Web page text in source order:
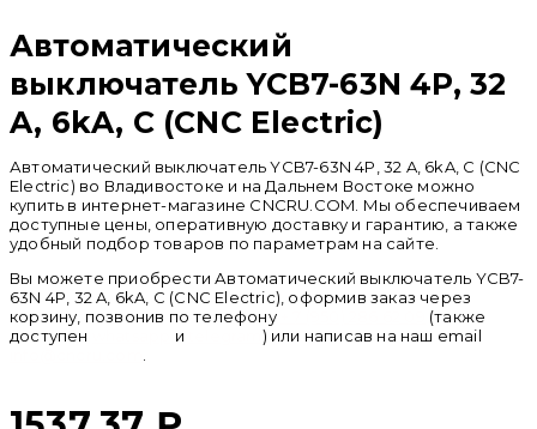
Автоматический
выключатель YCB7-63N 4P, 32
A, 6kA, C (CNC Electric)
Автоматический выключатель YCB7-63N 4P, 32 A, 6kA, C (CNC
Electric) во Владивостоке и на Дальнем Востоке можно
купить в интернет-магазине CNCRU.COM. Мы обеспечиваем
доступные цены, оперативную доставку и гарантию, а также
удобный подбор товаров по параметрам на сайте.
Вы можете приобрести Автоматический выключатель YCB7-
63N 4P, 32 A, 6kA, C (CNC Electric), оформив заказ через
корзину, позвонив по телефону
(также
доступен
и
) или написав на наш email